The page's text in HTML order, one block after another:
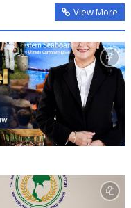
View More